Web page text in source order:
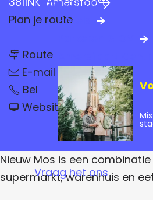
Hotels
Vraag het ons
Plan je routen
i
e
u
w
M
Routen
a
a
N
i
e
u
w
M
o
s
E-mail n
a
r
N
e
u
w
M
o
s
Bel
e
o
s
Websitev
a
n
N
i
e
u
w
Nieuw Mos is een
supermarkt, warenhuis en